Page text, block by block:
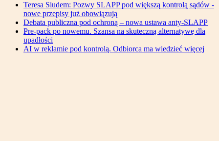
Teresa Siudem: Pozwy SLAPP pod większą kontrolą sądów -
nowe przepisy już obowiązują
Debata publiczna pod ochroną – nowa ustawa anty-SLAPP
Pre-pack po nowemu. Szansa na skuteczną alternatywę dla
upadłości
AI w reklamie pod kontrolą. Odbiorca ma wiedzieć więcej